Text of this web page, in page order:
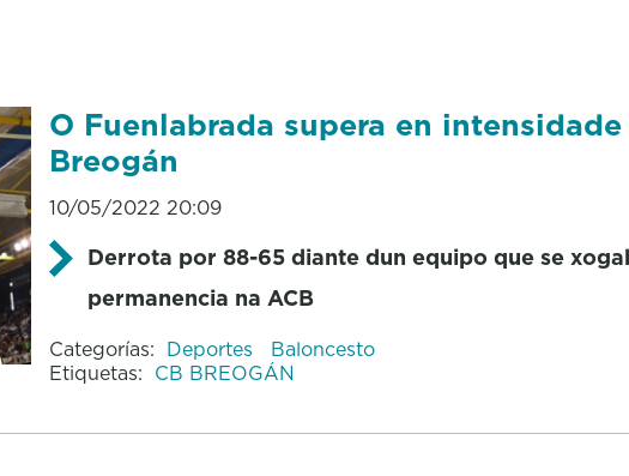
O Fuenlabrada supera en
Breogán
10/05/2022 20:09
Derrota por 88-65 diante dun equipo que se
permanencia na ACB
Categorías: Deportes
Baloncesto
Etiquetas: CB BREOGÁN